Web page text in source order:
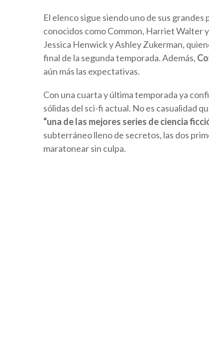
El elenco sigue siendo uno de sus
conocidos como Common, Harriet Walter
Jessica Henwick y Ashley Zukerman,
final de la segunda temporada. Además,
aún más las expectativas.
Con una cuarta y última temporada ya
sólidas del sci-fi actual. No es casualidad
“una de las mejores series de ciencia
subterráneo lleno de secretos, las dos
maratonear sin culpa.